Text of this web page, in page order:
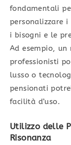
fondamentali
personalizzare i
i bisogni e le
Ad esempio,
professionisti
lusso o
pensionati
facilità d’uso.
Utilizzo delle
Risonanza